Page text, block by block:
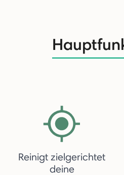
Reinigt zielgerichtet
deine